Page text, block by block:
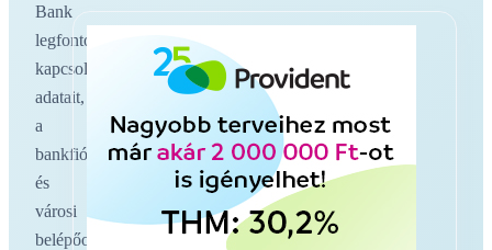
Bank
legfontosabb
kapcsolati
adatait,
a
bankfiókokat
és
városi
belépőoldalakat,